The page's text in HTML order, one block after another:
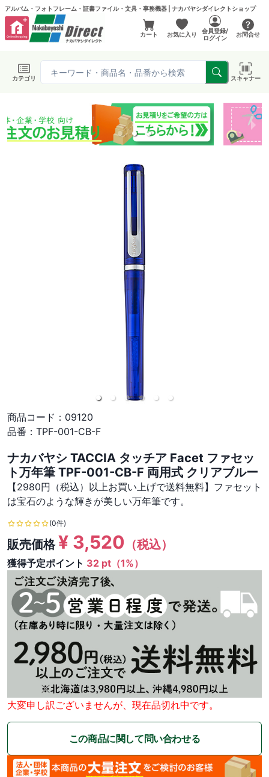
アルバム・フォトフレーム・証書ファイル・文具・事務機器 | ナカバヤシダイレクトショップ
カート お気に入り
会員登録/
ログイン
お問合せ
カテゴリ スキャナー
商品コード： 09120
品番： TPF-001-CB-F
ナカバヤシ TACCIA タッチア Facet ファセッ
ト万年筆 TPF-001-CB-F 両用式 クリアブルー
【2980円（税込）以上お買い上げで送料無料】ファセット
は宝石のような輝きが美しい万年筆です。
(0件)
販売価格¥ 3,520 （税込）
獲得予定ポイント 32 pt（1%）
大変申し訳ございませんが、現在品切れ中です。
この商品に関して問い合わせる